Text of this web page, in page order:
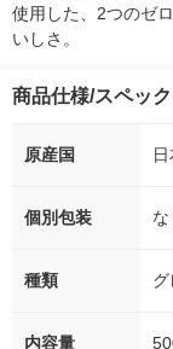
使用した、2つのゼ
いしさ。
商品仕様/スペック
原産国
個別包装 な
種類
内容量